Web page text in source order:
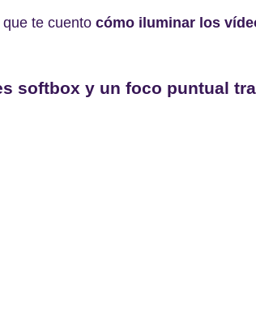
te cuento cómo iluminar los
softbox y un foco puntual